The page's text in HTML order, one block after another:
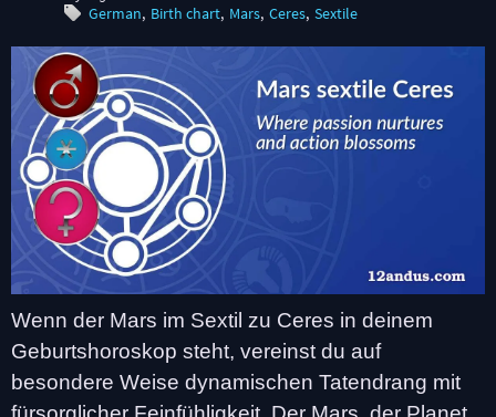
German Birth chart Mars Ceres Sextile
Wenn der Mars im Sextil zu Ceres in deinem
Geburtshoroskop steht, vereinst du auf
besondere Weise dynamischen Tatendrang mit